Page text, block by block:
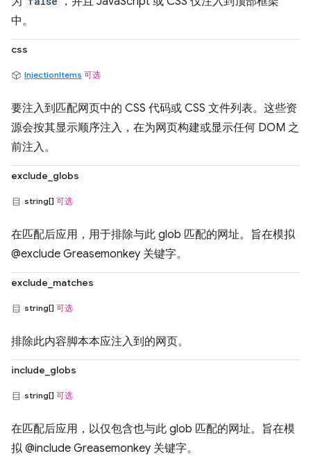
中。
css
InjectionItems 可选
要注入到匹配网页中的 CSS 代码或 CSS 文件列表。这些资
源会按其显示顺序注入，在为网页构建或显示任何 DOM 之
前注入。
exclude_globs
string[] 可选
在匹配后应用，用于排除与此 glob 匹配的网址。旨在模拟
@exclude Greasemonkey 关键字。
exclude_matches
string[] 可选
排除此内容脚本本应注入到的网页。
include_globs
string[] 可选
在匹配后应用，以仅包含也与此 glob 匹配的网址。旨在模
拟 @include Greasemonkey 关键字。